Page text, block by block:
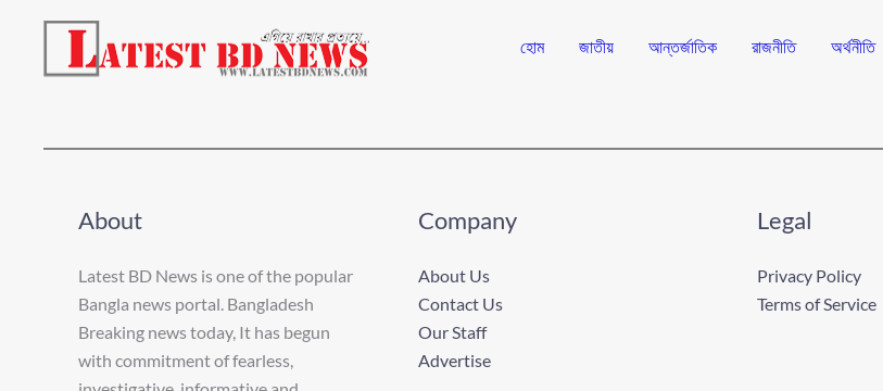
হোম জাতীয় আন্তর্জাতিক রাজনীতি অর্থনীতি
About
Latest BD News is one of the popular
Bangla news portal. Bangladesh
Breaking news today, It has begun
with commitment of fearless,
Company
About Us
Contact Us
Our Staff
Advertise
Legal
Privacy Policy
Terms of Service